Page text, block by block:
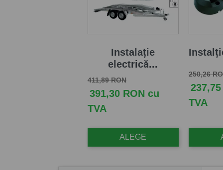
Instalație
electrică...
Pret de baza
411,89 RONPret
391,30 RON cu
TVA
ALEGE
Pret de
250,26
TVA